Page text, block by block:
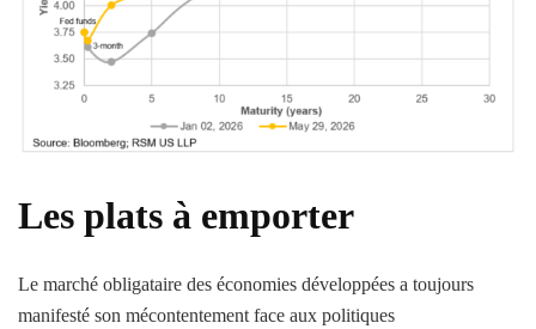
Les plats à emporter
Le marché obligataire des économies développées a toujours
manifesté son mécontentement face aux politiques